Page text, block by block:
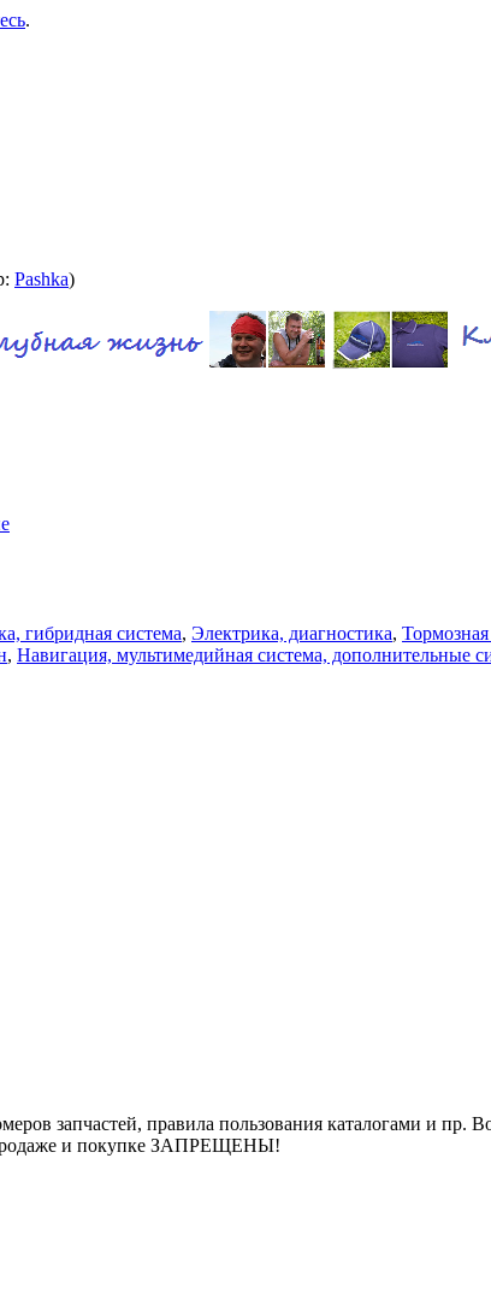
.
Pashka)
гибридная система, Электрика, диагностика,
, Навигация, мультимедийная система, дополнительные
запчастей, правила пользования каталогами и пр.
и покупке ЗАПРЕЩЕНЫ!